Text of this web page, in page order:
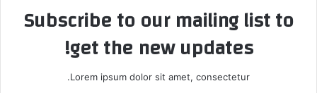
Subscribe to our mailing list to
get the new updates!
Lorem ipsum dolor sit amet, consectetur.